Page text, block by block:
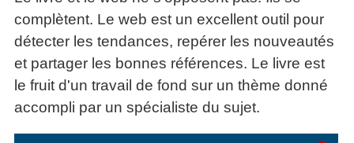
Tous
les
articles
gratuits
»»»
complètent. Le web est un excellent outil pour
détecter les tendances, repérer les nouveautés
et partager les bonnes références. Le livre est
le fruit d'un travail de fond sur un thème donné
accompli par un spécialiste du sujet.